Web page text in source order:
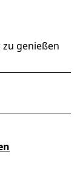
genießen